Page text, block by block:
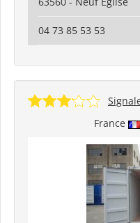
04 73 85 53 53
France